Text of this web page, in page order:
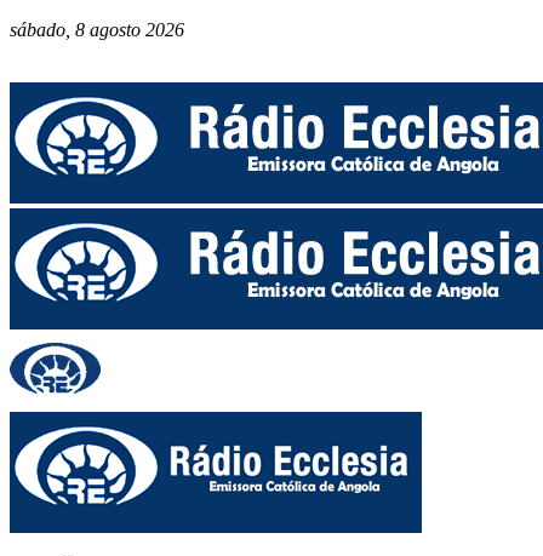
sábado, 8 agosto 2026